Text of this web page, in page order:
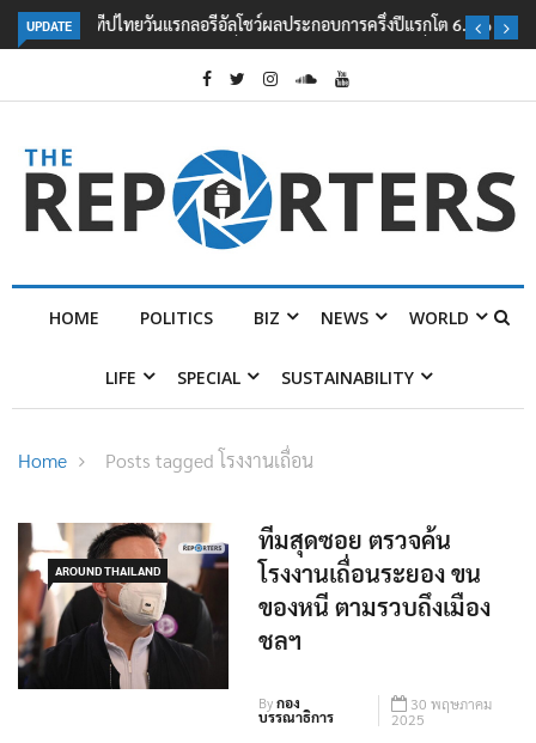
UPDATE
ลอรีอัลโชว์ผลประกอบการครึ่งปีแรกโต 6.5% กวาดรายได้ 2.3 หมื่นล้านยูโร
คว้าไลเซนส์ ‘กุชชี่’ 50 ปี พร้อมส่ง 4 แบรนด์ใหม่บุกตลาดไทย
POLITICS BIZ NEWS WORLD
AROUND THAILAND
ทีมสุดซอย ตรวจค้น
โรงงานเถื่อนระยอง ขน
ของหนี ตามรวบถึงเมือง
ชลฯ